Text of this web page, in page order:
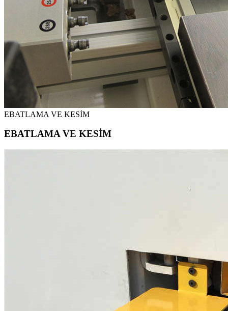
EBATLAMA VE KESİM
EBATLAMA VE KESİM